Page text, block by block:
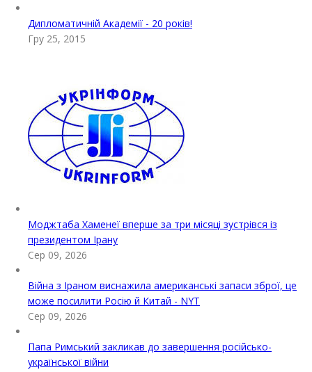
Дипломатичній Академії - 20 років!
Гру 25, 2015
Моджтаба Хаменеї вперше за три місяці зустрівся із
президентом Ірану
Сер 09, 2026
Війна з Іраном виснажила американські запаси зброї, це
може посилити Росію й Китай - NYT
Сер 09, 2026
Папа Римський закликав до завершення російсько-
української війни